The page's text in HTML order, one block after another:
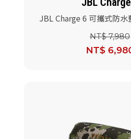
JBL Charge 6 可攜式防
NT$ 7,980
NT$